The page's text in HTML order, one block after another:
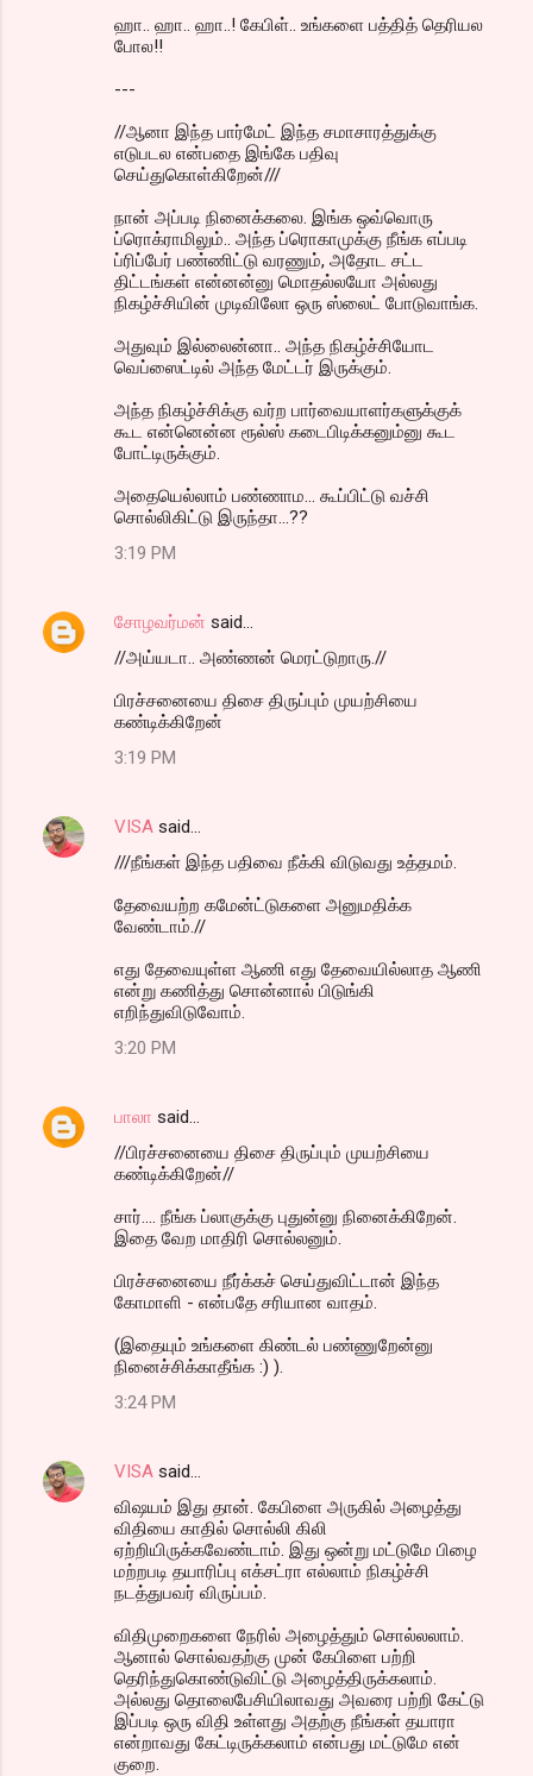
ஹா.. ஹா.. ஹா..! கேபிள்.. உங்களை பத்தித் தெரியல
போல!!
---
//ஆனா இந்த பார்மேட் இந்த சமாசாரத்துக்கு
எடுபடல என்பதை இங்கே பதிவு
செய்துகொள்கிறேன்///
நான் அப்படி நினைக்கலை. இங்க ஒவ்வொரு
ப்ரொக்ராமிலும்.. அந்த ப்ரொகாமுக்கு நீங்க எப்படி
ப்ரிப்பேர் பண்ணிட்டு வரணும், அதோட சட்ட
திட்டங்கள் என்னன்னு மொதல்லயோ அல்லது
நிகழ்ச்சியின் முடிவிலோ ஒரு ஸ்லைட் போடுவாங்க.
அதுவும் இல்லைன்னா.. அந்த நிகழ்ச்சியோட
வெப்ஸைட்டில் அந்த மேட்டர் இருக்கும்.
அந்த நிகழ்ச்சிக்கு வர்ற பார்வையாளர்களுக்குக்
கூட என்னென்ன ரூல்ஸ் கடைபிடிக்கனும்னு கூட
போட்டிருக்கும்.
அதையெல்லாம் பண்ணாம... கூப்பிட்டு வச்சி
சொல்லிகிட்டு இருந்தா...??
3:19 PM
சோழவர்மன் said…
//அய்யடா.. அண்ணன் மெரட்டுறாரு.//
பிரச்சனையை திசை திருப்பும் முயற்சியை
கண்டிக்கிறேன்
3:19 PM
VISA said…
///நீங்கள் இந்த பதிவை நீக்கி விடுவது உத்தமம்.
தேவையற்ற கமேன்ட்டுகளை அனுமதிக்க
வேண்டாம்.//
எது தேவையுள்ள ஆணி எது தேவையில்லாத ஆணி
என்று கணித்து சொன்னால் பிடுங்கி
எறிந்துவிடுவோம்.
3:20 PM
பாலா said…
//பிரச்சனையை திசை திருப்பும் முயற்சியை
கண்டிக்கிறேன்//
சார்.... நீங்க ப்லாகுக்கு புதுன்னு நினைக்கிறேன்.
இதை வேற மாதிரி சொல்லனும்.
பிரச்சனையை நீர்க்கச் செய்துவிட்டான் இந்த
கோமாளி - என்பதே சரியான வாதம்.
(இதையும் உங்களை கிண்டல் பண்ணுறேன்னு
நினைச்சிக்காதீங்க :) ).
3:24 PM
VISA said…
விஷயம் இது தான். கேபிளை அருகில் அழைத்து
விதியை காதில் சொல்லி கிலி
ஏற்றியிருக்கவேண்டாம். இது ஒன்று மட்டுமே பிழை
மற்றபடி தயாரிப்பு எக்சட்ரா எல்லாம் நிகழ்ச்சி
நடத்துபவர் விருப்பம்.
விதிமுறைகளை நேரில் அழைத்தும் சொல்லலாம்.
ஆனால் சொல்வதற்கு முன் கேபிளை பற்றி
தெரிந்துகொண்டுவிட்டு அழைத்திருக்கலாம்.
அல்லது தொலைபேசியிலாவது அவரை பற்றி கேட்டு
இப்படி ஒரு விதி உள்ளது அதற்கு நீங்கள் தயாரா
என்றாவது கேட்டிருக்கலாம் என்பது மட்டுமே என்
குறை.